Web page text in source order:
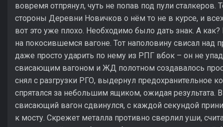
вовремя отпрянул, чуть не попав под пули сталкеров.
стороны Деревни Новичков о нём то не в курсе, и
вот это уже плохо. Необходимо было дать знак. А
на покосившемся вагоне. Тот наполовину свисал над
даже просто ударить по нему из РПГ вбок – он не
свисающим вагоном и ЖД полотном создавалось
снял с разгрузки РГО, выдернул предохранительное
спрятался за небольшим ящиком, ожидая результата.
свисающий вагон сдвинулся, с каждой секундой
к мосту. Скрежет металла противно сверлил уши,